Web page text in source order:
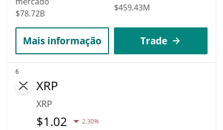
$78.72B
$459.43M
Mais informação Trade
6
XRP
XRP
$1.02 2.30%